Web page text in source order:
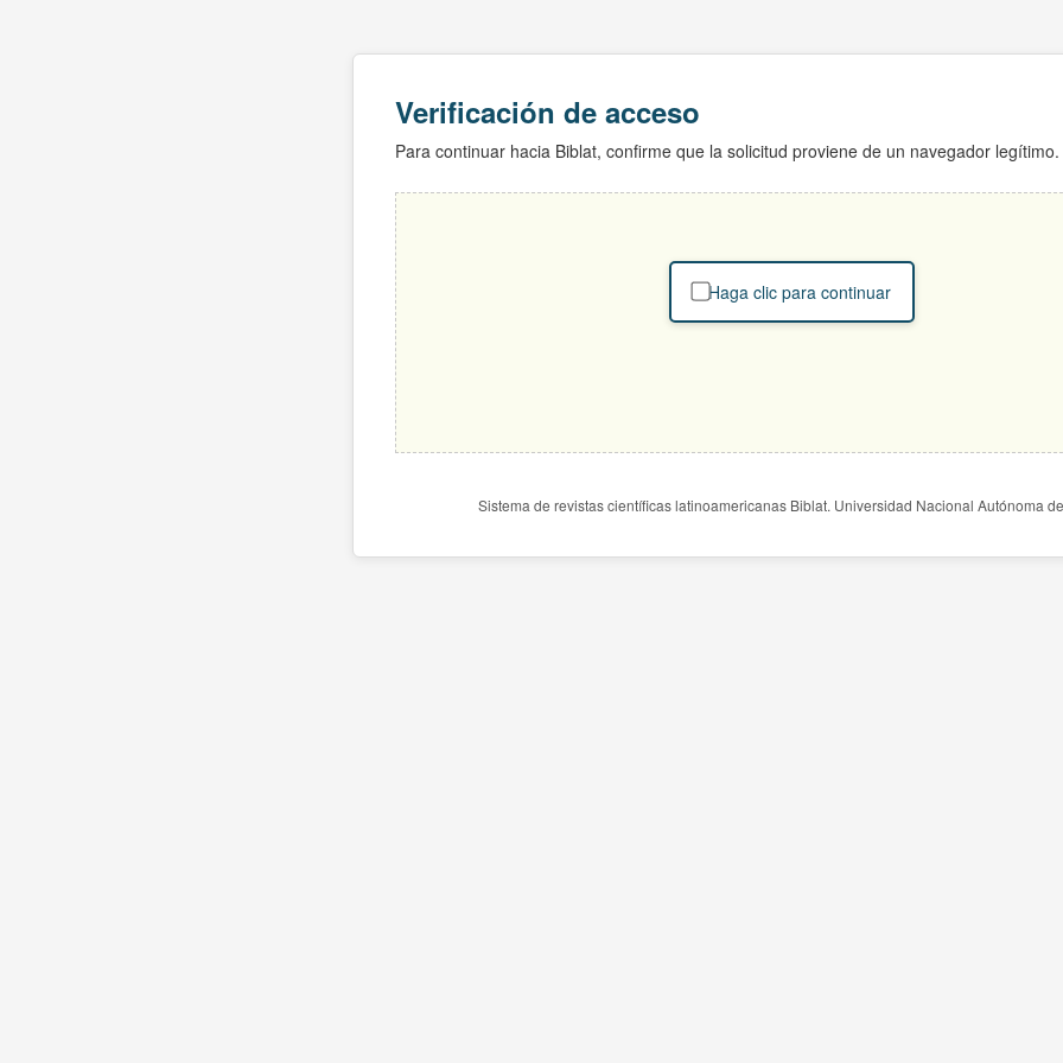
Verificación de acceso
Para continuar hacia Biblat, confirme que la solicitud proviene de un navegador legítimo.
Haga clic para continuar
Sistema de revistas científicas latinoamericanas Biblat. Universidad Nacional Autónoma